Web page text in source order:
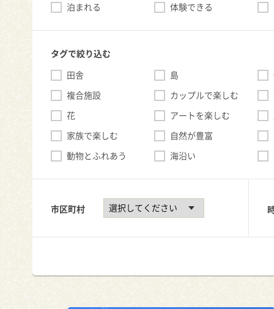
泊まれる
体験できる
タグで絞り込む
田舎
島
複合施設
カップルで楽しむ
花
アートを楽しむ
家族で楽しむ
自然が豊富
動物とふれあう
海沿い
市区町村